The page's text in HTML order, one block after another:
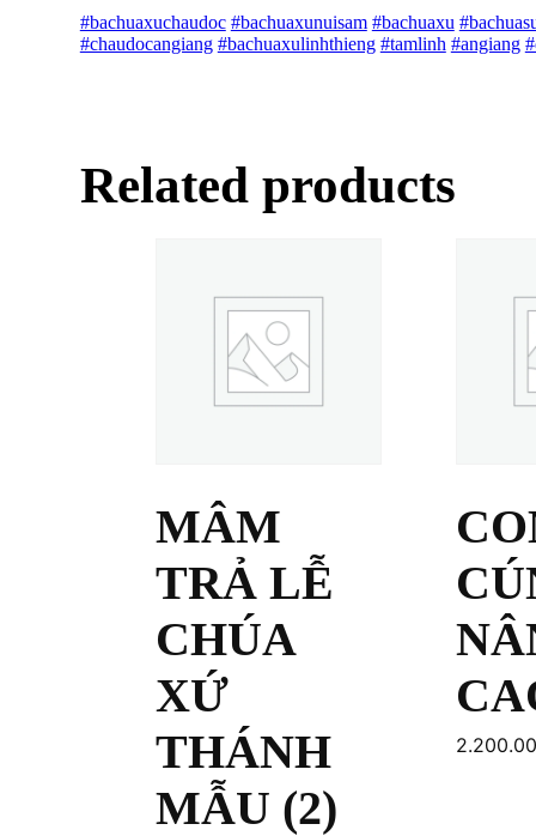
#bachuaxuchaudoc #bachuaxunuisam #bachuaxu
#chaudocangiang #bachuaxulinhthieng #tamlinh #angiang
Related products
MÂM
TRẢ LỄ
CHÚA
XỨ
THÁNH
MẪU (2)